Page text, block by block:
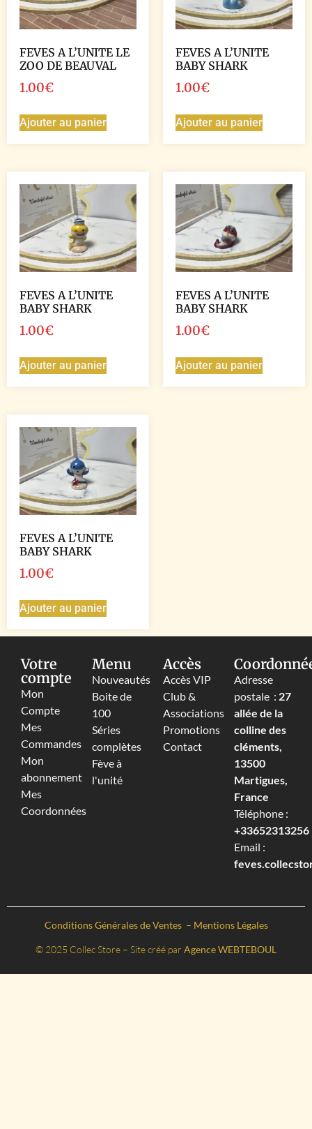
FEVES A L’UNITE LE
ZOO DE BEAUVAL
1.00€
Ajouter au panier
FEVES A L’UNITE
BABY SHARK
1.00€
Ajouter au panier
FEVES A L’UNITE
BABY SHARK
1.00€
Ajouter au panier
FEVES A L’UNITE
BABY SHARK
1.00€
Ajouter au panier
FEVES A L’UNITE
BABY SHARK
1.00€
Ajouter au panier
Votre
compte
Mon
Compte
Mes
Commandes
Mon
abonnement
Mes
Coordonnées
Menu
Nouveautés
Boite de
100
Séries
complètes
Fève à
l'unité
Accès
Accès VIP
Club &
Associations
Promotions
Contact
Adresse
postale : 27
allée de la
colline des
cléments,
13500
Martigues,
France
Téléphone :
+33652313256‬
Email :
Conditions Générales de Ventes – Mentions Légales
© 2025 Collec Store – Site créé par Agence WEBTEBOUL